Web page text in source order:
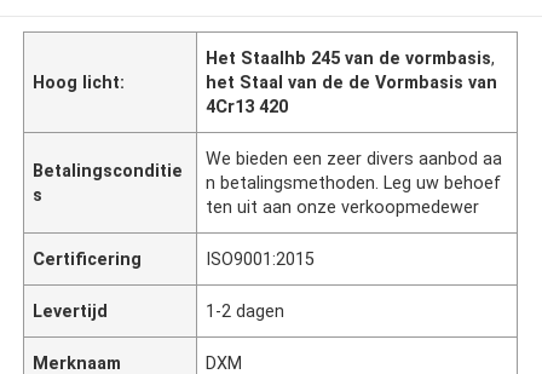
Hoog licht:
Het Staalhb 245 van de vormbasis,
het Staal van de de Vormbasis van
4Cr13 420
Betalingsconditie
s
We bieden een zeer divers aanbod aa
n betalingsmethoden. Leg uw behoef
ten uit aan onze verkoopmedewer
Certificering ISO9001:2015
Levertijd 1-2 dagen
Merknaam DXM